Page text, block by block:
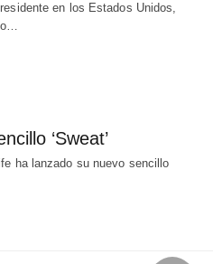
en los Estados Unidos,
‘Sweat’
ha lanzado su nuevo sencillo